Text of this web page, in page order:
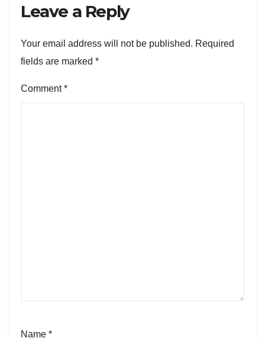
Leave a Reply
Your email address will not be published. Required
fields are marked *
Comment*
Name *